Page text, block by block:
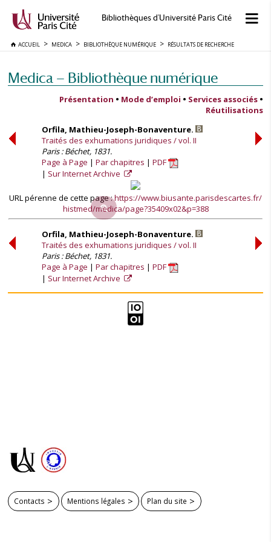
Bibliothèques d'Université Paris Cité
ACCUEIL MEDICA BIBLIOTHÈQUE NUMÉRIQUE RÉSULTATS DE RECHERCHE
Medica — Bibliothèque numérique
Présentation • Mode d’emploi • Services associés •
Réutilisations
Orfila, Mathieu-Joseph-Bonaventure.
Traités des exhumations juridiques / vol. II
Paris : Béchet, 1831.
Page à Page
Par chapitres
PDF
Sur Internet Archive
URL pérenne de cette page :https://www.biusante.parisdescartes.fr/
histmed/medica/page?35409x02&p=388
Orfila, Mathieu-Joseph-Bonaventure.
Traités des exhumations juridiques / vol. II
Paris : Béchet, 1831.
Page à Page
Par chapitres
PDF
Sur Internet Archive
Contacts Mentions légales Plan du site